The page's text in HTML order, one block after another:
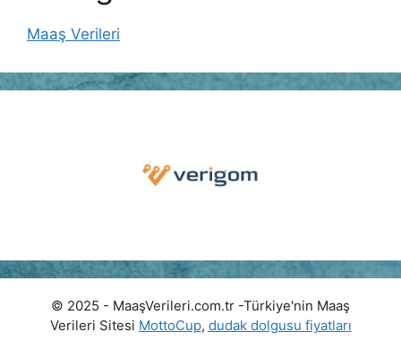
Maaş Verileri
© 2025 - MaaşVerileri.com.tr -Türkiye'nin Maaş
Verileri Sitesi MottoCup, dudak dolgusu fiyatları